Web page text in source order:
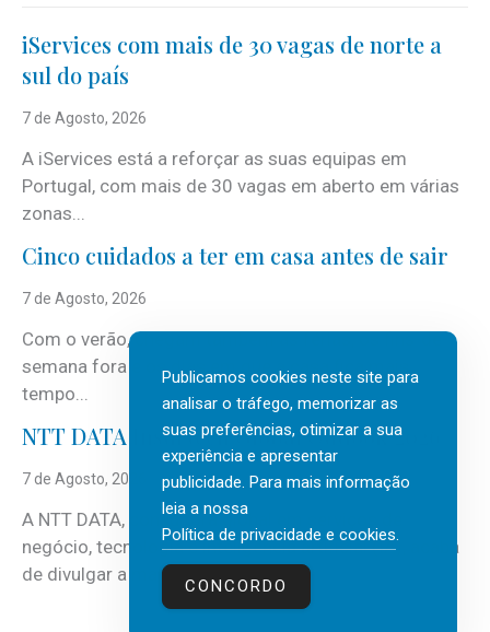
iServices com mais de 30 vagas de norte a
sul do país
7 de Agosto, 2026
A iServices está a reforçar as suas equipas em
Portugal, com mais de 30 vagas em aberto em várias
zonas...
Cinco cuidados a ter em casa antes de sair
7 de Agosto, 2026
Com o verão, chegam também as férias, os fins-de-
semana fora e os dias em que a casa fica mais
tempo...
NTT DATA Insurtech Global Outlook 2026
7 de Agosto, 2026
A NTT DATA, consultora global em serviços de
negócio, tecnologia e inteligência artificial (IA), acaba
de divulgar a mais recente...
Publicamos cookies neste site para
analisar o tráfego, memorizar as
suas preferências, otimizar a sua
experiência e apresentar
publicidade. Para mais informação
leia a nossa
Política de privacidade e cookies.
CONCORDO